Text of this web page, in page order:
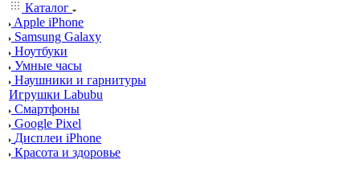
Каталог
Apple iPhone
Samsung Galaxy
Ноутбуки
Умные часы
Наушники и гарнитуры
Игрушки Labubu
Смартфоны
Google Pixel
Дисплеи iPhone
Красота и здоровье